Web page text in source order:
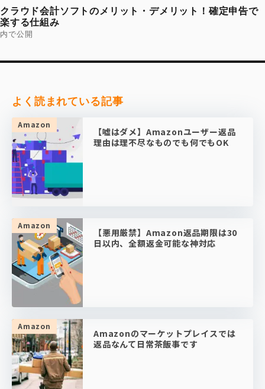
ナ
ビ
ゲ
ー
ョ
クラウド会計ソフトのメリット・デメリット！確定申告で
楽する仕組み
内で公開
よく読まれている記事
Amazon
【嘘はダメ】Amazonユーザー返品
理由は理不尽なものでも何でもOK
Amazon
【悪用厳禁】Amazon返品期限は30
日以内、全額返金可能な神対応
Amazon
Amazonのマーケットプレイスでは
返品なんて日常茶飯事です